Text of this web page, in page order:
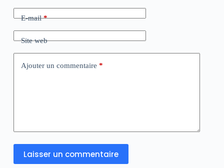
E-mail*
Site web
Ajouter un commentaire *
Laisser un commentaire